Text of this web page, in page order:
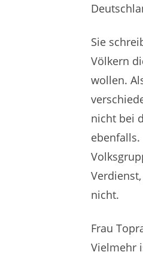
Sie
Völkern
wollen.
nicht bei
nicht.
Frau
Vielmehr